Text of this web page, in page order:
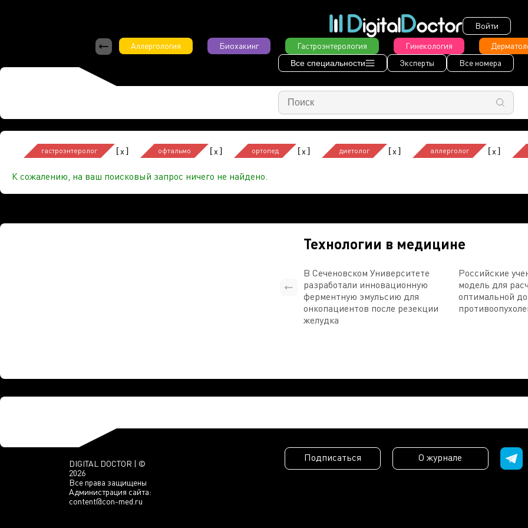
Войти
Аллергология
Биохакинг Гастроэнтерология Гинекология
Все специальности Эксперты Все номера
гастроэнтеролог [x] офтальмо [x] ортопед [x] диетолог [x] аллерголог [x]
К сожалению, на ваш поисковый запрос ничего не найдено.
Технологии в медицине
В Сеченовском Университете
разработали инновационную
ферментную эмульсию для
онкопациентов после резекции
желудка
Российские
модель для
оптимальной
DIGITAL DOCTOR | ©
2026
Все права защищены
Администрация сайта:
content@con-med.ru
Подписаться О журнале